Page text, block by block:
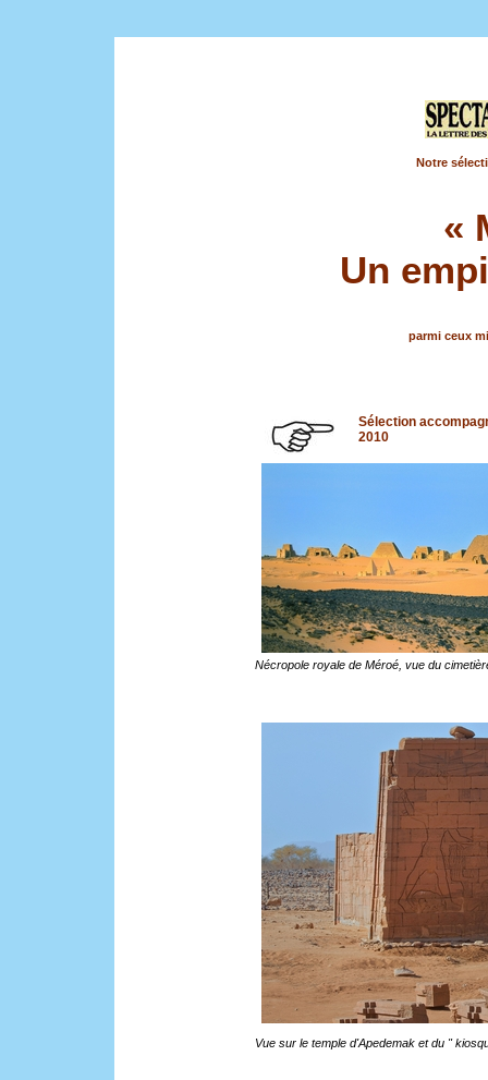
Notre
«
Un
parmi ceux
Sélection
2010
Nécropole royale de Méroé, vue du
Vue sur le temple d'Apedemak et du "